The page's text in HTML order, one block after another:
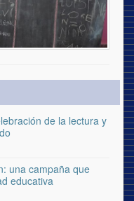
de la lectura y
una campaña que
educativa